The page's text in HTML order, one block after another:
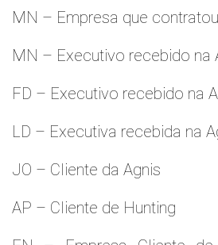
MN – Empresa que
MN – Executivo recebido na
FD – Executivo recebido na
LD – Executiva recebida na
JO – Cliente da Agnis
AP – Cliente de Hunting